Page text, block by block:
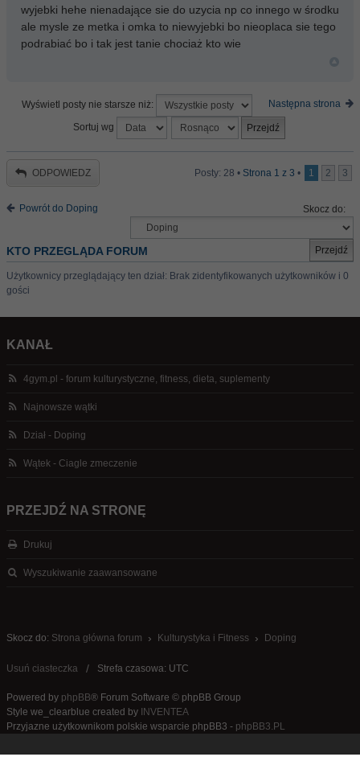
wyjebki hehe nienadające sie do uzycia np co innego w środku
ale mysle ze metka i omka to niewyjebki bo nieoplaca sie tego
podrabiać bo i tak jest tanie chociaż kto wie
Następna strona
Wyświetl posty nie starsze niż:
Sortuj wg
ODPOWIEDZ Posty: 28 • Strona 1 z 3 • 1 2 3
Powrót do Doping Skocz do:
KTO PRZEGLĄDA FORUM
Użytkownicy przeglądający ten dział: Brak zidentyfikowanych użytkowników i 0
gości
KANAŁ
4gym.pl - forum kulturystyczne, fitness, dieta, suplementy
Najnowsze wątki
Dział - Doping
Wątek - Ciagle zmeczenie
PRZEJDŹ NA STRONĘ
Drukuj
Wyszukiwanie zaawansowane
Skocz do: Strona główna forum Kulturystyka i Fitness Doping
Usuń ciasteczka Strefa czasowa: UTC
Powered by phpBB® Forum Software © phpBB Group
Style we_clearblue created by INVENTEA
Przyjazne użytkownikom polskie wsparcie phpBB3 - phpBB3.PL